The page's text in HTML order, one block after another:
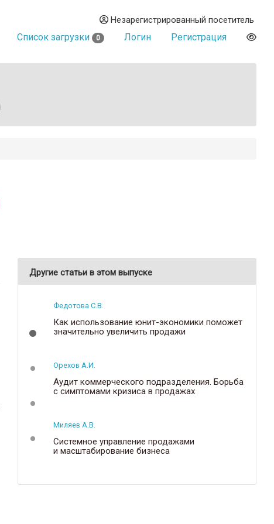
Незарегистрированный посетитель
Список загрузки 0 Логин Регистрация
Другие статьи в этом выпуске
Федотова С.В.
Как использование юнит-экономики поможет
значительно увеличить продажи
Орехов А.И.
Аудит коммерческого подразделения. Борьба
с симптомами кризиса в продажах
Миляев А.В.
Системное управление продажами
и масштабирование бизнеса